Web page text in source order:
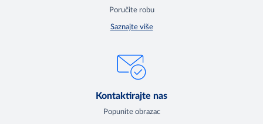
Poručite robu
Saznajte više
Kontaktirajte nas
Popunite obrazac